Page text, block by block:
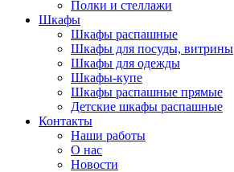
Полки и стеллажи
Шкафы
Шкафы распашные
Шкафы для посуды, витрины
Шкафы для одежды
Шкафы-купе
Шкафы распашные прямые
Детские шкафы распашные
Контакты
Наши работы
О нас
Новости